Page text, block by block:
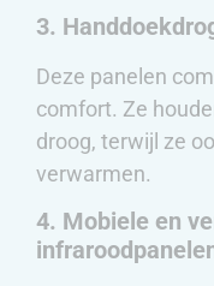
3.
Deze panelen
comfort. Ze
droog, terwijl ze
verwarmen.
4. Mobiele en